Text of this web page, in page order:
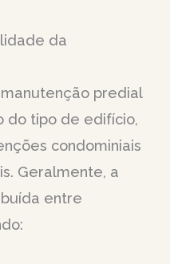
da
predial
do tipo de edifício,
condominiais
Geralmente, a
entre